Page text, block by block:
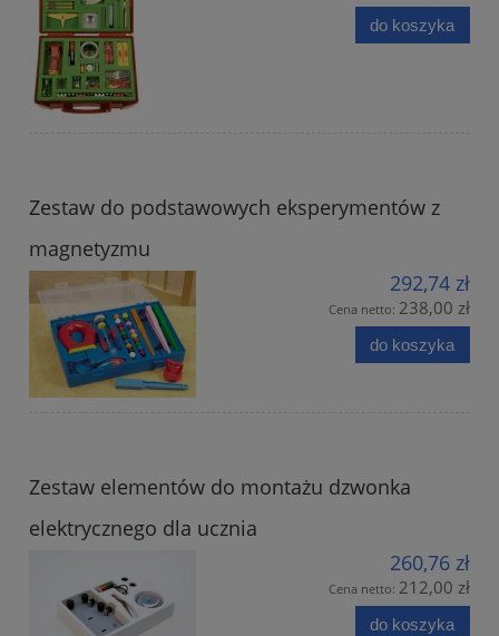
do koszyka
Zestaw do podstawowych eksperymentów z
magnetyzmu
292,74 zł
Cena netto: 238,00 zł
do koszyka
Zestaw elementów do montażu dzwonka
elektrycznego dla ucznia
260,76 zł
Cena netto: 212,00 zł
do koszyka